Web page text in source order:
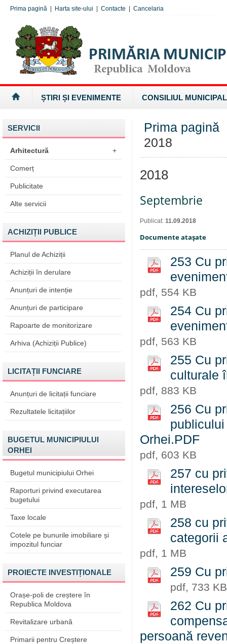
Prima pagină Harta site-ului Contacte Cancelaria
ȘTIRI ȘI EVENIMENTE CONSILIUL MUNICIPAL
SERVICII
Arhitectură +
Comerț
Publicitate
Alte servicii
ACHIZIȚII PUBLICE
Planul de Achiziții
Achiziții în derulare
Anunțuri de intenție
Anunțuri de participare
Rapoarte de monitorizare
Arhiva (Achiziții Publice)
LICITAȚII FUNCIARE
Anunțuri de licitații funciare
Rezultatele licitațiilor
BUGETUL MUNICIPIULUI
ORHEI
Bugetul municipiului Orhei
Raporturi privind executarea
bugetului
Taxe locale
Cotele pe bunurile imobiliare și
impozitul funciar
PROIECTE INVESTIȚIONALE
Orașe-poli de creștere în
Republica Moldova
Revitalizare urbană
Primarii pentru Creștere
Prima pagină
2018
2018
Septembrie
Publicat: 11.09.2018
Documente ataşate
253 Cu
pdf, 554 KB
254 Cu
pdf, 563 KB
255 Cu
culturale
pdf, 883 KB
256 Cu
Orhei.PDF
pdf, 603 KB
257 cu
pdf, 1 MB
258 cu
categorii
pdf, 1 MB
259 Cu
pdf, 733 KB
262 Cu
persoană